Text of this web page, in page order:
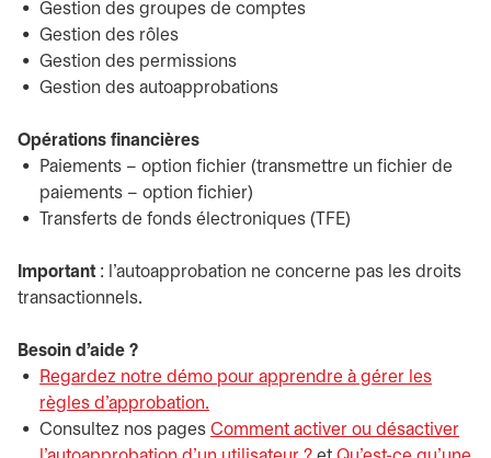
Gestion des groupes de comptes
Gestion des rôles
Gestion des permissions
Gestion des autoapprobations
Opérations financières
Paiements – option fichier (transmettre un fichier de
paiements – option fichier)
Transferts de fonds électroniques (TFE)
Important : l’autoapprobation ne concerne pas les droits
transactionnels.
Besoin d’aide ?
Regardez notre démo pour apprendre à gérer les
règles d’approbation.
Consultez nos pages Comment activer ou désactiver